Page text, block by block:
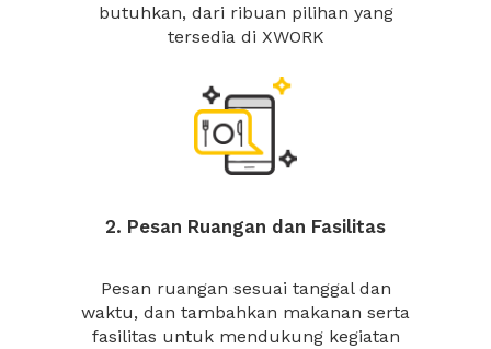
butuhkan, dari ribuan pilihan yang
tersedia di XWORK
2. Pesan Ruangan dan Fasilitas
Pesan ruangan sesuai tanggal dan
waktu, dan tambahkan makanan serta
fasilitas untuk mendukung kegiatan